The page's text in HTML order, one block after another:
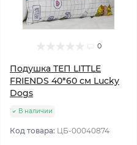
0
Подушка ТЕП LITTLE
FRIENDS 40*60 см Lucky
Dogs
В наличии
Код товара: ЦБ-00040874